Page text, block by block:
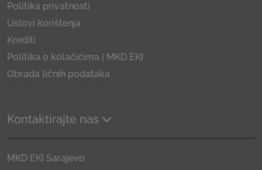
Politika privatnosti
Uslovi korištenja
Krediti
Politika o kolačićima | MKD EKI
Obrada ličnih podataka
Kontaktirajte nas
MKD EKI Sarajevo